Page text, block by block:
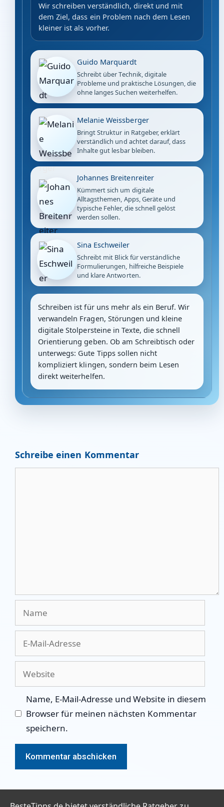
Wir schreiben verständlich, direkt und mit
dem Ziel, dass ein Problem nach dem Lesen
kleiner ist als vorher.
Guido Marquardt
Schreibt über Technik, digitale
Probleme und praktische Lösungen, die
ohne langes Suchen weiterhelfen.
Melanie Weissberger
Bringt Struktur in Ratgeber, erklärt
verständlich und achtet darauf, dass
Inhalte gut lesbar bleiben.
Johannes Breitenreiter
Kümmert sich um digitale
Alltagsthemen, Apps, Geräte und
typische Fehler, die schnell gelöst
werden sollen.
Sina Eschweiler
Schreibt mit Blick für verständliche
Formulierungen, hilfreiche Beispiele
und klare Antworten.
Schreiben ist für uns mehr als ein Beruf. Wir
verwandeln Fragen, Störungen und kleine
digitale Stolpersteine in Texte, die schnell
Orientierung geben. Ob am Schreibtisch oder
unterwegs: Gute Tipps sollen nicht
kompliziert klingen, sondern beim Lesen
direkt weiterhelfen.
Schreibe einen Kommentar
Name, E-Mail-Adresse und Website in diesem
Browser für meinen nächsten Kommentar
speichern.